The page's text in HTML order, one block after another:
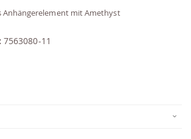
Anhängerelement mit Amethyst
7563080-11